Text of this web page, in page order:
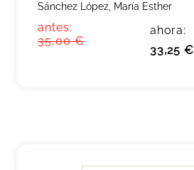
Sánchez López, María Esther
antes:
35,00 €
ahora:
33,25 €